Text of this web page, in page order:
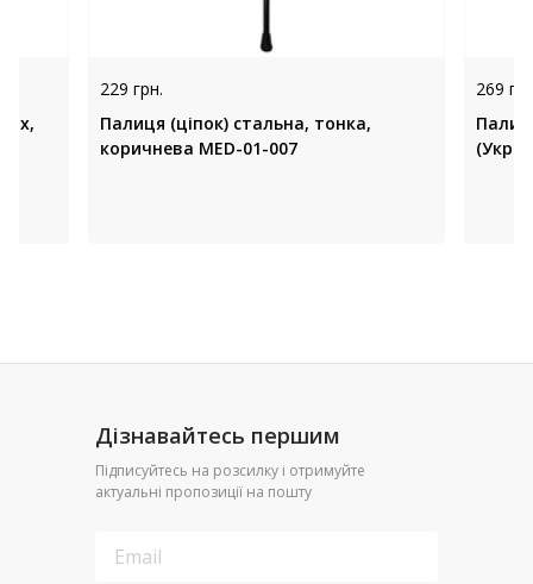
229 грн.
Палиця (ціпок) стальна, тонка,
коричнева MED-01-007
269
Дізнавайтесь першим
Підписуйтесь на розсилку і отримуйте
актуальні пропозиції на пошту